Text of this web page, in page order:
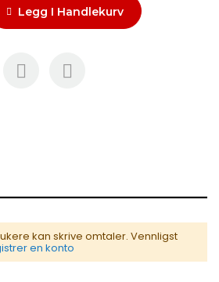
Legg I Handlekurv
kan skrive omtaler. Vennligst
en konto